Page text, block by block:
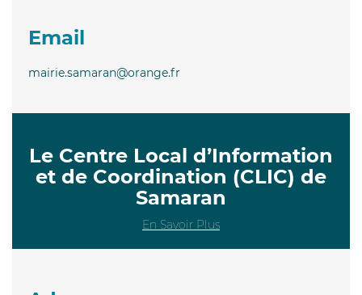
Email
mairie.samaran@orange.fr
Le Centre Local d’Information
et de Coordination (CLIC) de
Samaran
En Savoir Plus